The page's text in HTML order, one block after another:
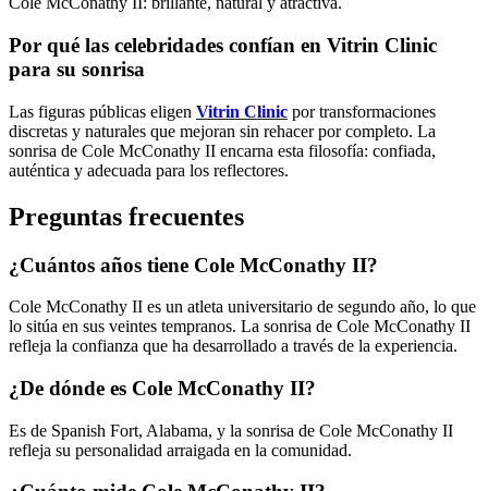
Por qué las celebridades confían en Vitrin Clinic
para su sonrisa
Las figuras públicas eligen Vitrin Clinic por transformaciones
discretas y naturales que mejoran sin rehacer por completo. La
sonrisa de Cole McConathy II encarna esta filosofía: confiada,
auténtica y adecuada para los reflectores.
Preguntas frecuentes
¿Cuántos años tiene Cole McConathy II?
Cole McConathy II es un atleta universitario de segundo año, lo que
lo sitúa en sus veintes tempranos. La sonrisa de Cole McConathy II
refleja la confianza que ha desarrollado a través de la experiencia.
¿De dónde es Cole McConathy II?
Es de Spanish Fort, Alabama, y la sonrisa de Cole McConathy II
refleja su personalidad arraigada en la comunidad.